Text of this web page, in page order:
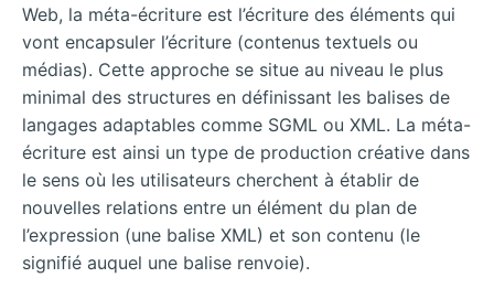
Web, la méta-écriture est l’écriture des éléments qui
vont encapsuler l’écriture (contenus textuels ou
médias). Cette approche se situe au niveau le plus
minimal des structures en définissant les balises de
langages adaptables comme SGML ou XML. La méta-
écriture est ainsi un type de production créative dans
le sens où les utilisateurs cherchent à établir de
nouvelles relations entre un élément du plan de
l’expression (une balise XML) et son contenu (le
signifié auquel une balise renvoie).